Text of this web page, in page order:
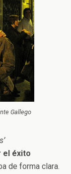
Gallego
el éxito
de forma clara.